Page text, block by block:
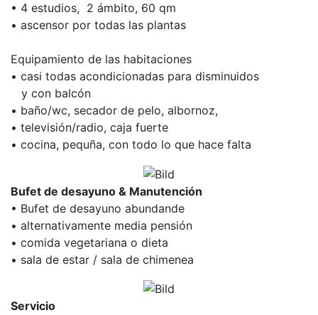
• 4 estudios, 2 ámbito, 60 qm
• ascensor por todas las plantas
Equipamiento de las habitaciones
• casi todas acondicionadas para disminuidos
y con balcón
• baño/wc, secador de pelo, albornoz,
• televisión/radio, caja fuerte
• cocina, pequña, con todo lo que hace falta
Bufet de desayuno & Manutención
• Bufet de desayuno abundande
• alternativamente media pensión
• comida vegetariana o dieta
• sala de estar / sala de chimenea
Servicio